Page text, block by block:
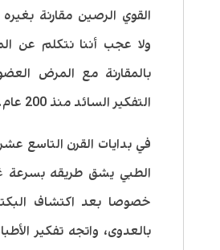
القوي الرصين مقارنة
ولا عجب أننا نتكلم عن
بالمقارنة مع المرض
التفكير السائد منذ 200 عام.
في بدايات القرن التاسع
الطبي يشق طريقه بسرعة
خصوصا بعد اكتشاف
بالعدوى، واتجه تفكير